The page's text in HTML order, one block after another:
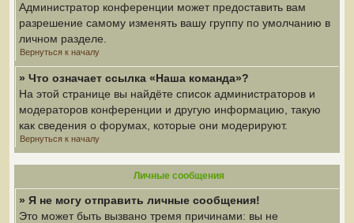
Администратор конференции может предоставить вам
разрешение самому изменять вашу группу по умолчанию в
личном разделе.
Вернуться к началу
» Что означает ссылка «Наша команда»?
На этой странице вы найдёте список администраторов и
модераторов конференции и другую информацию, такую
как сведения о форумах, которые они модерируют.
Вернуться к началу
Личные сообщения
» Я не могу отправить личные сообщения!
Это может быть вызвано тремя причинами: вы не